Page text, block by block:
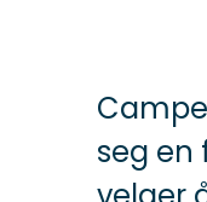
seg en